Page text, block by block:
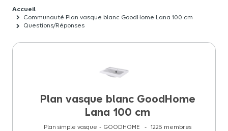
Communauté Plan vasque blanc GoodHome Lana 100 cm
Questions/Réponses
Plan vasque blanc GoodHome
Lana 100 cm
Plan simple vasque GOODHOME 1225 membres